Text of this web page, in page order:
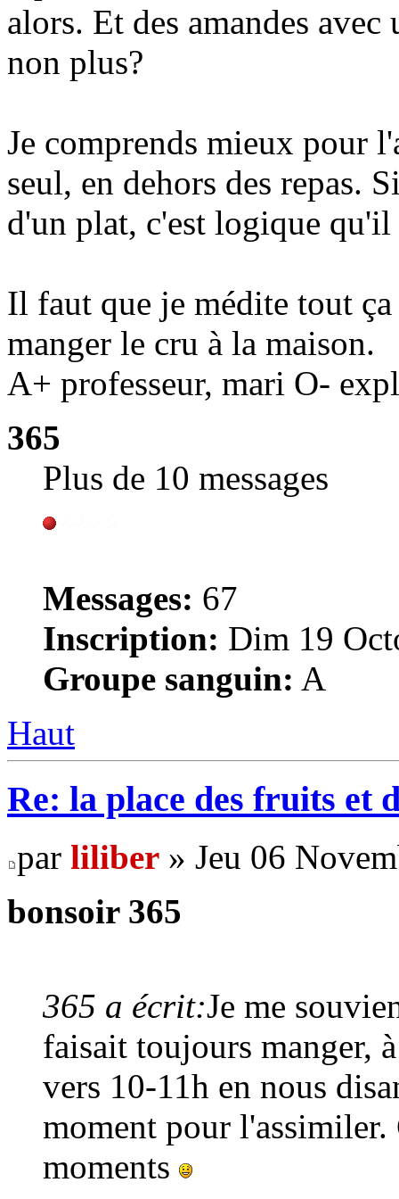
alors. Et des amandes
non plus?
Je comprends mieux pour
seul, en dehors des repas.
d'un plat, c'est logique
Il faut que je médite tout
manger le cru à la maison.
A+ professeur, mari O-
365
Plus de 10 messages
Messages: 67
Inscription: Dim 19
Groupe sanguin: A
Haut
Re: la place des fruits et
par liliber » Jeu 06
bonsoir 365
365 a écrit:Je me
faisait toujours manger,
vers 10-11h en nous
moment pour l'assimiler.
moments